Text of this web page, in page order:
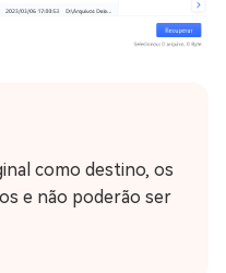
como destino, os
e não poderão ser